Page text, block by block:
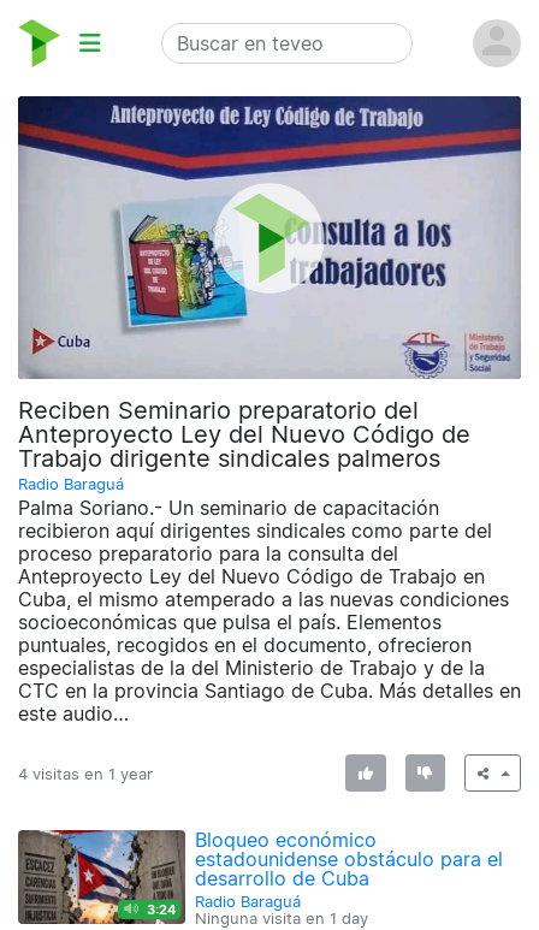
Reciben Seminario preparatorio del
Anteproyecto Ley del Nuevo Código de
Trabajo dirigente sindicales palmeros
Radio Baraguá
Palma Soriano.- Un seminario de capacitación
recibieron aquí dirigentes sindicales como parte del
proceso preparatorio para la consulta del
Anteproyecto Ley del Nuevo Código de Trabajo en
Cuba, el mismo atemperado a las nuevas condiciones
socioeconómicas que pulsa el país. Elementos
puntuales, recogidos en el documento, ofrecieron
especialistas de la del Ministerio de Trabajo y de la
CTC en la provincia Santiago de Cuba. Más detalles en
este audio…
4 visitas en 1 year
3:24
Bloqueo económico
estadounidense obstáculo para el
desarrollo de Cuba
Radio Baraguá
Ninguna visita en 1 day